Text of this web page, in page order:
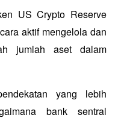
US Crypto Reserve
aktif mengelola dan
jumlah aset dalam
yang lebih
bank sentral